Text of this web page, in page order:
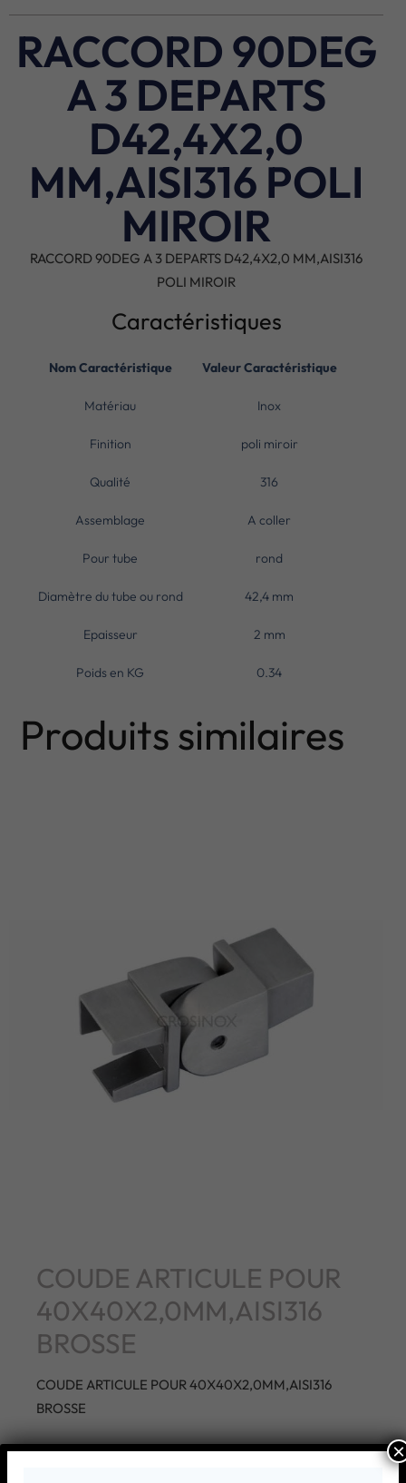
RACCORD 90DEG
A 3 DEPARTS
D42,4X2,0
MM,AISI316 POLI
MIROIR
RACCORD 90DEG A 3 DEPARTS D42,4X2,0 MM,AISI316
POLI MIROIR
Caractéristiques
Nom Caractéristique Valeur Caractéristique
Matériau Inox
Finition poli miroir
Qualité 316
Assemblage A coller
Pour tube rond
Diamètre du tube ou rond 42,4 mm
Epaisseur 2 mm
Poids en KG 0.34
Produits similaires
COUDE ARTICULE POUR
40X40X2,0MM,AISI316
BROSSE
COUDE ARTICULE POUR 40X40X2,0MM,AISI316
BROSSE
×